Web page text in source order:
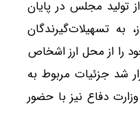
تولید مجلس در پایان
به تسهیلات‌گیرندگان
را از محل ارز اشخاص
شد جزئیات مربوط به
دفاع نیز با حضور